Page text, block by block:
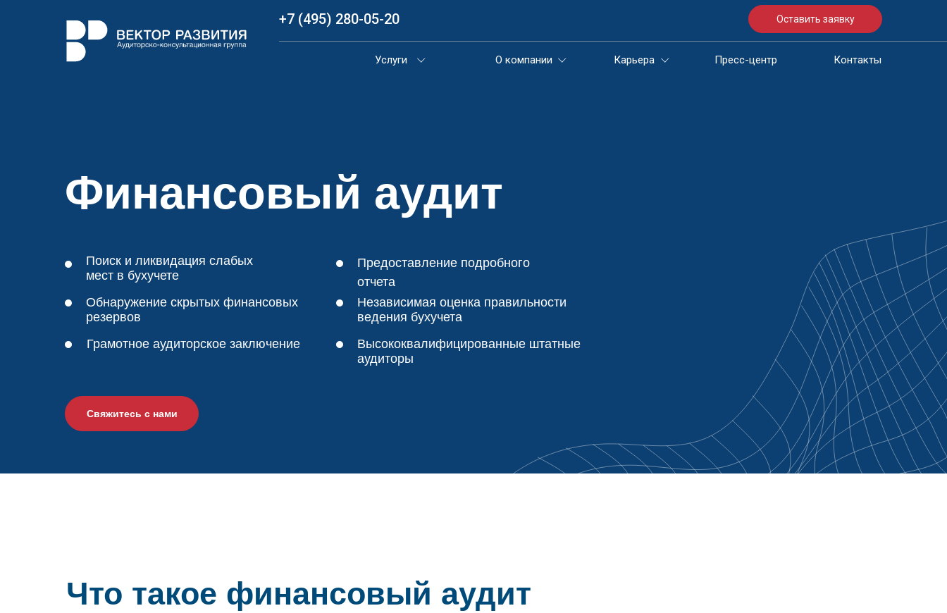
+7 (495) 280-05-20
Пресс-центр Контакты
Оставить заявку
Услуги О компании Карьера
+7 (495) 280-05-20
Пресс-центр Контакты
Оставить заявку
Услуги О компании Карьера
Финансовый аудит
Свяжитесь с нами
Поиск и ликвидация слабых
мест в бухучете
Обнаружение скрытых финансовых
резервов
Грамотное аудиторское заключение
Предоставление подробного
отчета
Независимая оценка правильности
ведения бухучета
Высококвалифицированные штатные
аудиторы
Что такое финансовый аудит